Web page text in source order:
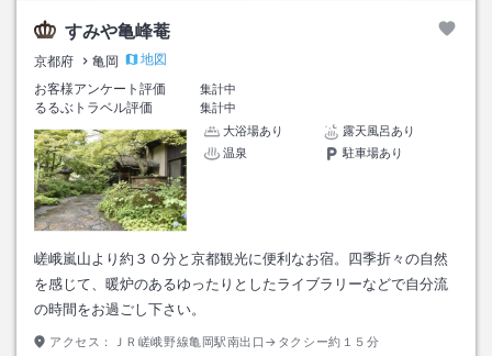
すみや亀峰菴
京都府 亀岡
地図
お客様アンケート評価
集計中
るるぶトラベル評価
集計中
大浴場あり
露天風呂あり
温泉
駐車場あり
嵯峨嵐山より約３０分と京都観光に便利なお宿。四季折々の自然
を感じて、暖炉のあるゆったりとしたライブラリーなどで自分流
の時間をお過ごし下さい。
アクセス： ＪＲ嵯峨野線亀岡駅南出口→タクシー約１５分